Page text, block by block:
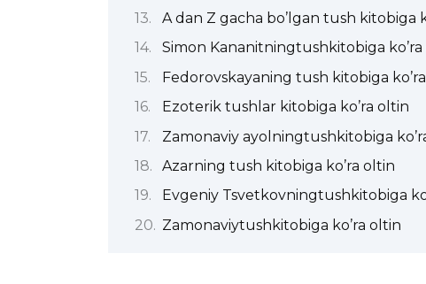
A dan Z gacha bo’lgan tush kitobiga
Simon Kananitningtushkitobiga
Fedorovskayaning tush kitobiga
Ezoterik tushlar kitobiga ko’ra oltin
Zamonaviy ayolningtushkitobiga
Azarning tush kitobiga ko’ra oltin
Evgeniy Tsvetkovningtushkitobiga
Zamonaviytushkitobiga ko’ra oltin